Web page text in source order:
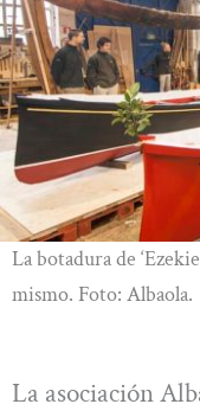
La botadura de
mismo. Foto: Albaola.
La asociación